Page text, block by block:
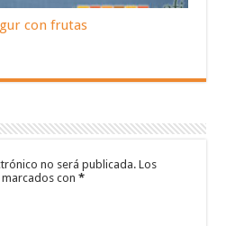
con frutas
no será publicada. Los
con*